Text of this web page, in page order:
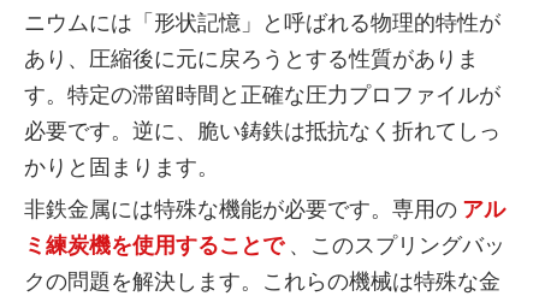
ニウムには「形状記憶」と呼ばれる物理的特性が
あり、圧縮後に元に戻ろうとする性質がありま
す。特定の滞留時間と正確な圧力プロファイルが
必要です。逆に、脆い鋳鉄は抵抗なく折れてしっ
かりと固まります。
非鉄金属には特殊な機能が必要です。専用の アル
ミ練炭機を使用することで、このスプリングバッ
クの問題を解決します。これらの機械は特殊な金